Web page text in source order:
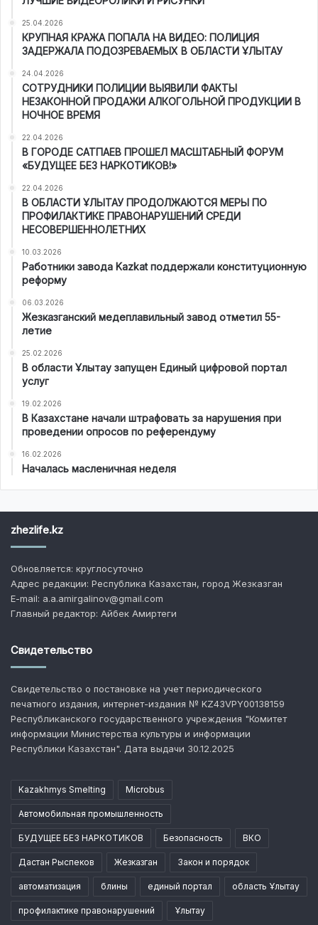
25.04.2026
КРУПНАЯ КРАЖА ПОПАЛА НА ВИДЕО: ПОЛИЦИЯ
ЗАДЕРЖАЛА ПОДОЗРЕВАЕМЫХ В ОБЛАСТИ ҰЛЫТАУ
24.04.2026
СОТРУДНИКИ ПОЛИЦИИ ВЫЯВИЛИ ФАКТЫ
НЕЗАКОННОЙ ПРОДАЖИ АЛКОГОЛЬНОЙ ПРОДУКЦИИ В
НОЧНОЕ ВРЕМЯ
22.04.2026
В ГОРОДЕ САТПАЕВ ПРОШЕЛ МАСШТАБНЫЙ ФОРУМ
«БУДУЩЕЕ БЕЗ НАРКОТИКОВ!»
22.04.2026
В ОБЛАСТИ ҰЛЫТАУ ПРОДОЛЖАЮТСЯ МЕРЫ ПО
ПРОФИЛАКТИКЕ ПРАВОНАРУШЕНИЙ СРЕДИ
НЕСОВЕРШЕННОЛЕТНИХ
10.03.2026
Работники завода Kazkat поддержали конституционную
реформу
06.03.2026
Жезказганский медеплавильный завод отметил 55-
летие
25.02.2026
В области Ұлытау запущен Единый цифровой портал
услуг
19.02.2026
В Казахстане начали штрафовать за нарушения при
проведении опросов по референдуму
16.02.2026
Началась масленичная неделя
zhezlife.kz
Обновляется: круглосуточно
Адрес редакции: Республика Казахстан, город Жезказган
E-mail: a.a.amirgalinov@gmail.com
Главный редактор: Айбек Амиртеги
Свидетельство
Свидетельство о постановке на учет периодического
печатного издания, интернет-издания № KZ43VPY00138159
Республиканского государственного учреждения "Комитет
информации Министерства культуры и информации
Республики Казахстан". Дата выдачи 30.12.2025
Kazakhmys Smelting Microbus
Автомобильная промышленность
БУДУЩЕЕ БЕЗ НАРКОТИКОВ Безопасность ВКО
Дастан Рыспеков Жезказган Закон и порядок
автоматизация блины единый портал область Ұлытау
профилактике правонарушений Ұлытау